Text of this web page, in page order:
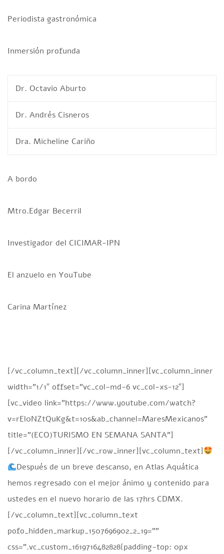
Periodista gastronómica
Inmersión profunda
Dr. Octavio Aburto
Dr. Andrés Cisneros
Dra. Micheline Cariño
A bordo
Mtro.Edgar Becerril
Investigador del CICIMAR-IPN
El anzuelo en YouTube
Carina Martínez
[/vc_column_text][/vc_column_inner][vc_column_inner
width=”1/1″ offset=”vc_col-md-6 vc_col-xs-12″]
[vc_video link=”https://www.youtube.com/watch?
v=rEl0NZtQuKg&t=10s&ab_channel=MaresMexicanos”
title=”(ECO)TURISMO EN SEMANA SANTA”]
[/vc_column_inner][/vc_row_inner][vc_column_text]
Después de un breve descanso, en Atlas Aquática
hemos regresado con el mejor ánimo y contenido para
ustedes en el nuevo horario de las 17hrs CDMX.
[/vc_column_text][vc_column_text
pofo_hidden_markup_1507696902_2_19=””
css=”.vc_custom_1619716482828{padding-top: 0px